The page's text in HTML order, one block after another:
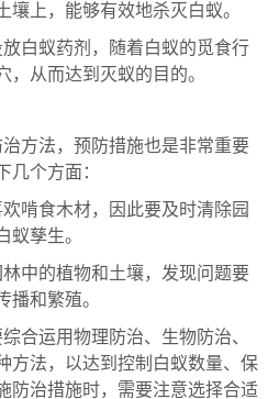
壤上，能够有效地杀灭白蚁。
白蚁药剂，随着白蚁的觅食行
，从而达到灭蚁的目的。
方法，预防措施也是非常重要
几个方面：
啃食木材，因此要及时清除园
蚁孳生。
中的植物和土壤，发现问题要
播和繁殖。
合运用物理防治、生物防治、
方法，以达到控制白蚁数量、保
防治措施时，需要注意选择合适